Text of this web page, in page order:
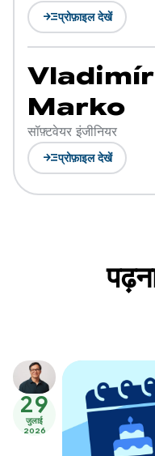
read_moreप्रोफ़ाइल देखें
Vladimír
Marko
सॉफ़्टवेयर इंजीनियर
read_moreप्रोफ़ाइल देखें
29
जुलाई
2026